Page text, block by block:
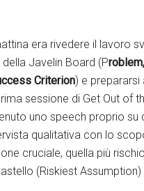
era rivedere il lavoro
Javelin Board (P
Criterion) e prepararsi
sessione di Get Out of
uno speech proprio su
qualitativa con lo
cruciale, quella più
(Riskiest Assumption)